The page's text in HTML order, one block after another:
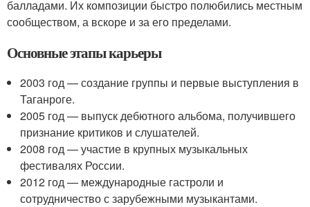
балладами. Их композиции быстро полюбились местным
сообществом, а вскоре и за его пределами.
Основные этапы карьеры
2003 год — создание группы и первые выступления в
Таганроге.
2005 год — выпуск дебютного альбома, получившего
признание критиков и слушателей.
2008 год — участие в крупных музыкальных
фестивалях России.
2012 год — международные гастроли и
сотрудничество с зарубежными музыкантами.